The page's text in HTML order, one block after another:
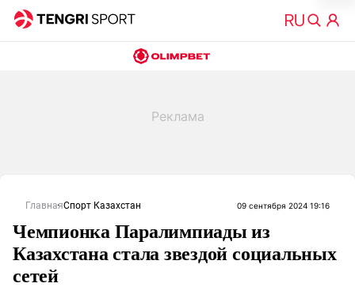
ГлавнаяСпорт Казахстан 09 сентября 2024 19:16
Чемпионка Паралимпиады из
Казахстана стала звездой социальных
сетей